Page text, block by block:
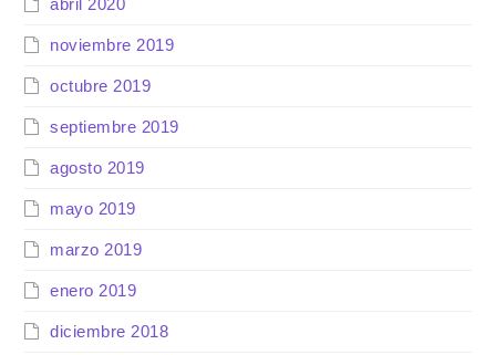
noviembre 2019
octubre 2019
septiembre 2019
agosto 2019
mayo 2019
marzo 2019
enero 2019
diciembre 2018